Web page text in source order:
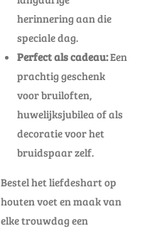
herinnering aan die
speciale dag.
Perfect als cadeau:Een
prachtig geschenk
voor bruiloften,
huwelijksjubilea of als
decoratie voor het
bruidspaar zelf.
Bestel het liefdeshart op
houten voet en maak van
elke trouwdag een